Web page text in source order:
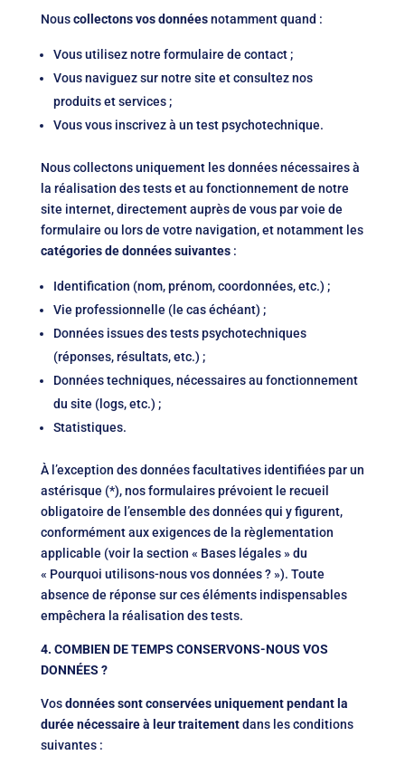
Nouscollectons vos donnéesnotamment quand :
Vous utilisez notre formulaire de contact ;
Vous naviguez sur notre site et consultez nos
produits et services ;
Vous vous inscrivez à un test psychotechnique.
Nous collectons uniquement les données nécessaires à
la réalisation des tests et au fonctionnement de notre
site internet, directement auprès de vous par voie de
formulaire ou lors de votre navigation, et notamment les
catégories de données suivantes:
Identification (nom, prénom, coordonnées, etc.) ;
Vie professionnelle (le cas échéant) ;
Données issues des tests psychotechniques
(réponses, résultats, etc.) ;
Données techniques, nécessaires au fonctionnement
du site (logs, etc.) ;
Statistiques.
À l’exception des données facultatives identifiées par un
astérisque (*), nos formulaires prévoient le recueil
obligatoire de l’ensemble des données qui y figurent,
conformément aux exigences de la règlementation
applicable (voir la section « Bases légales » du
« Pourquoi utilisons-nous vos données ? »). Toute
absence de réponse sur ces éléments indispensables
empêchera la réalisation des tests.
4. COMBIEN DE TEMPS CONSERVONS-NOUS VOS
DONNÉES ?
Vosdonnées sont conservées uniquement pendant la
durée nécessaire à leur traitementdans les conditions
suivantes :